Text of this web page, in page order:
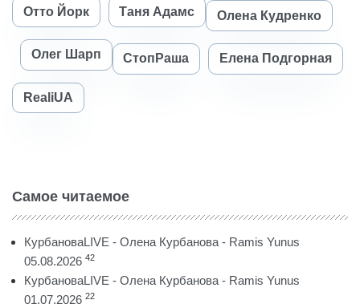
Отто Йорк Таня Адамс Олена Кудренко
Олег Шарп СтопРаша Елена Подгорная
RealiUA
Самое читаемое
КурбановаLIVE - Олена Курбанова - Ramis Yunus
05.08.2026 42
КурбановаLIVE - Олена Курбанова - Ramis Yunus
01.07.2026 22